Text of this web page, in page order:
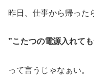
昨日、仕事から帰った
”こたつの電源入れて
って言うじゃなぁい。